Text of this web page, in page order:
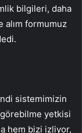
bilgileri, daha
alım formumuz
sistemimizin
görebilme yetkisi
hem bizi izliyor,